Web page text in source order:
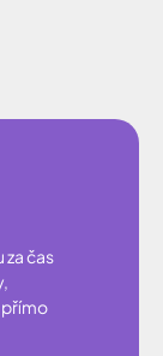
za čas